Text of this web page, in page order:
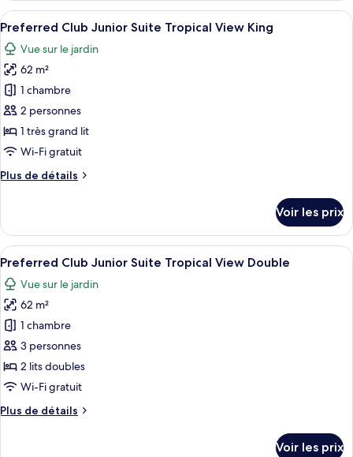
View
King
type
de
Junor
Suite
Partial
Ocean
View
King
Afficher
toutes
les
photos
pour
ce
type
de
chambre :
Preferred
Suite
Tropical
View
King
Articles gratuits dans le mini-bar,
2
Preferred Club Junior Suite Tropical View King
Vue sur le jardin
62 m²
1 chambre
2 personnes
1 très grand lit
Wi-Fi gratuit
Plus de détails
Plus
le
type
de
Preferred
Club
Junior
Suite
Tropical
View
King
Voir les prix
Afficher
toutes
les
photos
pour
ce
type
de
chambre :
Preferred
Une chambre d’hôtel avec un
2
Preferred Club Junior Suite Tropical View Double
Vue sur le jardin
62 m²
1 chambre
3 personnes
2 lits doubles
Wi-Fi gratuit
Plus de détails
Plus
Voir les prix